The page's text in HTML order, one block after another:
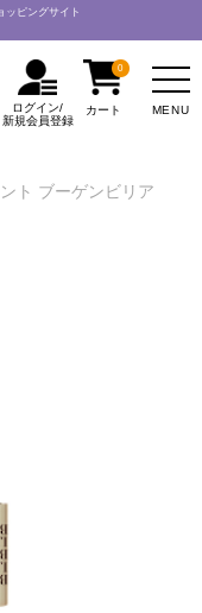
MENU
ログイン/
新規会員登録
カート
0
ッピングサイト
ト ブーゲンビリア